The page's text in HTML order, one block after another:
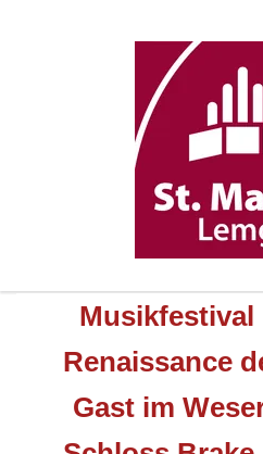
Musikfestival
Renaissance
Gast im